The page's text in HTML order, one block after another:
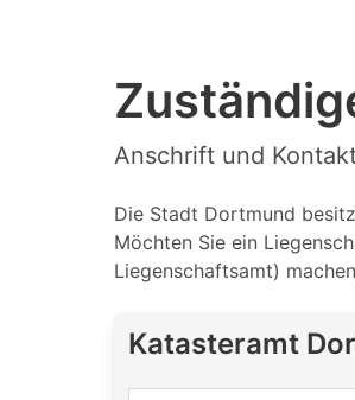
Anschrift und
Die Stadt Dortmund
Möchten Sie ein
Liegenschaftsamt)
Katasteramt